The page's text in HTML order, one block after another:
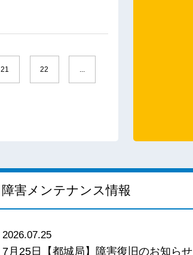
21 22 ...
障害メンテナンス情報
2026.07.25
7月25日【都城局】障害復旧のお知らせ